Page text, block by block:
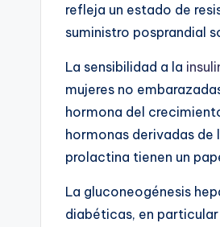
refleja un estado de
suministro posprandial
La sensibilidad a la
mujeres no
hormona del
hormonas derivadas
prolactina tienen un
La gluconeogénesis
diabéticas, en